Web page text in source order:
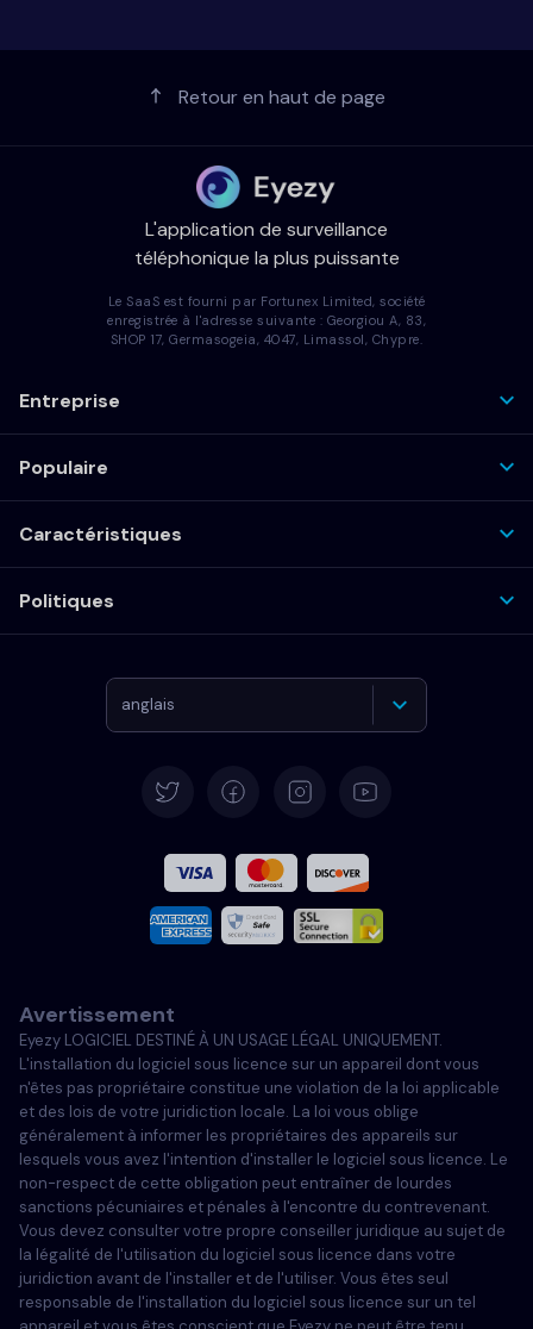
Retour en haut de page
L'application de surveillance
téléphonique la plus puissante
Le SaaS est fourni par Fortunex Limited, société
enregistrée à l'adresse suivante : Georgiou A, 83,
SHOP 17, Germasogeia, 4047, Limassol, Chypre.
Entreprise
Populaire
Caractéristiques
Politiques
anglais
Français
Italiano
Portugais
Türkçe
Polski
Avertissement
Eyezy LOGICIEL DESTINÉ À UN USAGE LÉGAL UNIQUEMENT.
L'installation du logiciel sous licence sur un appareil dont vous
n'êtes pas propriétaire constitue une violation de la loi applicable
et des lois de votre juridiction locale. La loi vous oblige
généralement à informer les propriétaires des appareils sur
lesquels vous avez l'intention d'installer le logiciel sous licence. Le
non-respect de cette obligation peut entraîner de lourdes
sanctions pécuniaires et pénales à l'encontre du contrevenant.
Vous devez consulter votre propre conseiller juridique au sujet de
la légalité de l'utilisation du logiciel sous licence dans votre
juridiction avant de l'installer et de l'utiliser. Vous êtes seul
responsable de l'installation du logiciel sous licence sur un tel